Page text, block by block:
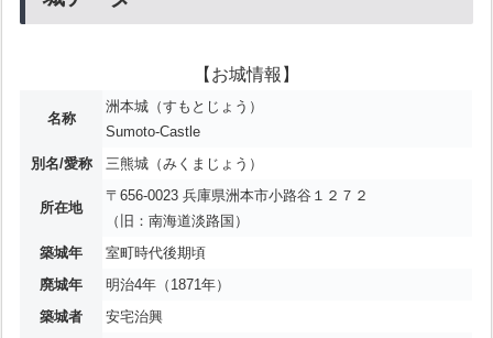
【お城情報】
名称
洲本城（すもとじょう）
Sumoto-Castle
別名/愛称
三熊城（みくまじょう）
所在地
〒656-0023 兵庫県洲本市小路谷１２７２
（旧：南海道淡路国）
築城年
室町時代後期頃
廃城年
明治4年（1871年）
築城者
安宅治興